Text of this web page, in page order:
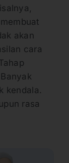
akan
cara
kendala.
rasa